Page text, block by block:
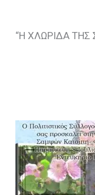
“Η ΧΛΩΡΙΔΑ ΤΗΣ